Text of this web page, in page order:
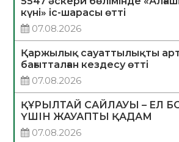
күні» іс-шарасы өтті
07.08.2026
Қаржылық сауаттылықты
бағытталған кездесу өтті
07.08.2026
ҚҰРЫЛТАЙ САЙЛАУЫ – ЕЛ
ҮШІН ЖАУАПТЫ ҚАДАМ
07.08.2026